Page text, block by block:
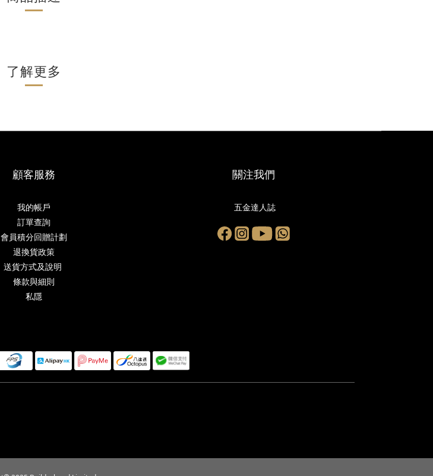
了解更多
顧客服務
我的帳戶
訂單查詢
會員積分回贈計劃
退換貨政策
送貨方式及說明
條款與細則
私隱
關注我們
五金達人誌